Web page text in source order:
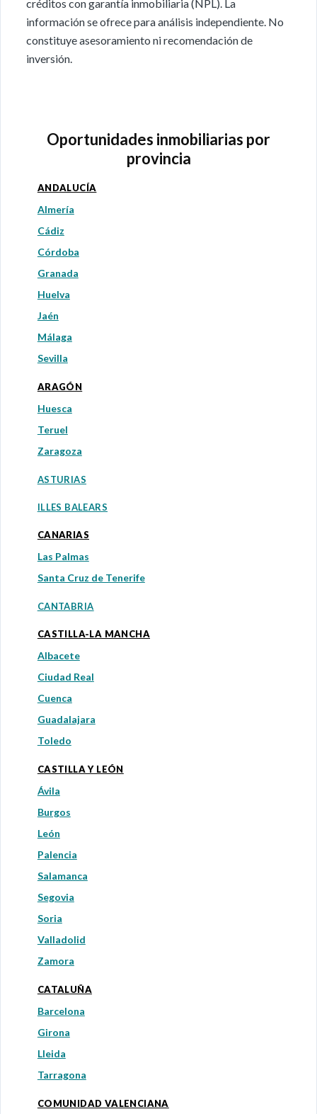
créditos con garantía inmobiliaria (NPL). La
información se ofrece para análisis independiente. No
constituye asesoramiento ni recomendación de
inversión.
Oportunidades inmobiliarias por
provincia
ANDALUCÍA
Almería
Cádiz
Córdoba
Granada
Huelva
Jaén
Málaga
Sevilla
ARAGÓN
Huesca
Teruel
Zaragoza
ASTURIAS
ILLES BALEARS
CANARIAS
Las Palmas
Santa Cruz de Tenerife
CANTABRIA
CASTILLA-LA MANCHA
Albacete
Ciudad Real
Cuenca
Guadalajara
Toledo
CASTILLA Y LEÓN
Ávila
Burgos
León
Palencia
Salamanca
Segovia
Soria
Valladolid
Zamora
CATALUÑA
Barcelona
Girona
Lleida
Tarragona
COMUNIDAD VALENCIANA